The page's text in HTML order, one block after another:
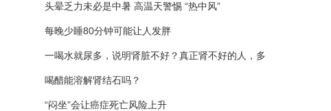
头晕乏力未必是中暑 高温天警惕 “热中风”
每晚少睡80分钟可能让人发胖
一喝水就尿多，说明肾脏不好？真正肾不好的人，多
喝醋能溶解肾结石吗？
“闷坐”会让癌症死亡风险上升